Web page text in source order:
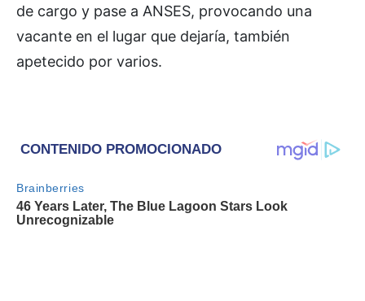
de cargo y pase a ANSES, provocando una
vacante en el lugar que dejaría, también
apetecido por varios.